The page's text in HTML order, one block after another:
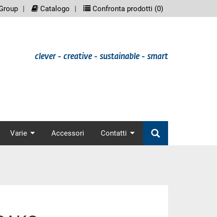
Catalogo Confronta prodotti (0)
clever - creative - sustainable - smart
Varie Accessori Contatti